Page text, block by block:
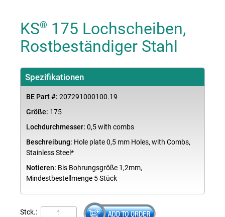
KS® 175 Lochscheiben,
Rostbeständiger Stahl
Spezifikationen
BE Part #: 207291000100.19
Größe: 175
Lochdurchmesser: 0,5 with combs
Beschreibung: Hole plate 0,5 mm Holes, with Combs,
Stainless Steel*
Notieren: Bis Bohrungsgröße 1,2mm,
Mindestbestellmenge 5 Stück
Stck.: